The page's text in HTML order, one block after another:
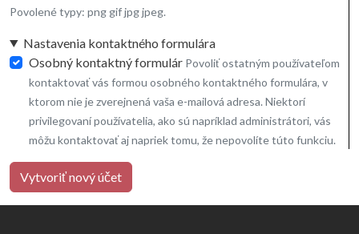
Povolené typy: png gif jpg jpeg.
Nastavenia kontaktného formulára
Osobný kontaktný formulár Povoliť ostatným používateľom
kontaktovať vás formou osobného kontaktného formulára, v
ktorom nie je zverejnená vaša e-mailová adresa. Niektorí
privilegovaní používatelia, ako sú napríklad administrátori, vás
môžu kontaktovať aj napriek tomu, že nepovolíte túto funkciu.
Vytvoriť nový účet